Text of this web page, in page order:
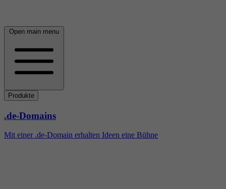
Open main menu
Produkte
.de-Domains
Mit einer .de-Domain erhalten Ideen eine Bühne